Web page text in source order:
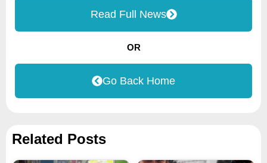
Read Full News
OR
Go Back Home
Related Posts